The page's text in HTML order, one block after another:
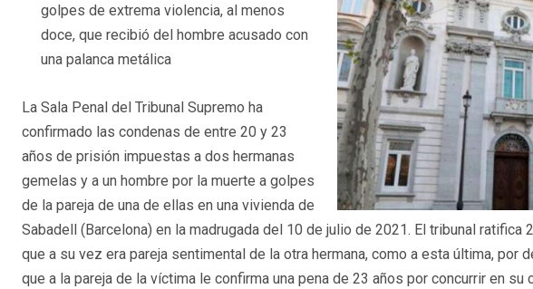
golpes de extrema violencia, al menos
doce, que recibió del hombre acusado con
una palanca metálica
La Sala Penal del Tribunal Supremo ha
confirmado las condenas de entre 20 y 23
años de prisión impuestas a dos hermanas
gemelas y a un hombre por la muerte a golpes
de la pareja de una de ellas en una vivienda de
Sabadell (Barcelona) en la madrugada del 10 de julio de 2021. El tribunal ratifica
que a su vez era pareja sentimental de la otra hermana, como a esta última, por
que a la pareja de la víctima le confirma una pena de 23 años por concurrir en su